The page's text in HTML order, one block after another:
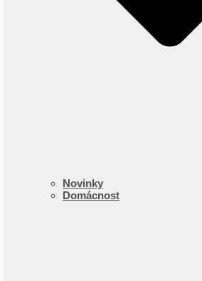
Novinky
Domácnost